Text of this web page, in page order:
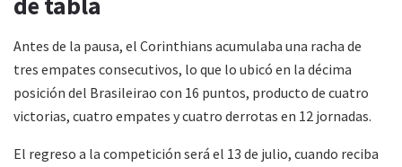
Antes de la pausa, el Corinthians acumulaba una racha de
tres empates consecutivos, lo que lo ubicó en la décima
posición del Brasileirao con 16 puntos, producto de cuatro
victorias, cuatro empates y cuatro derrotas en 12 jornadas.
El regreso a la competición será el 13 de julio, cuando reciba